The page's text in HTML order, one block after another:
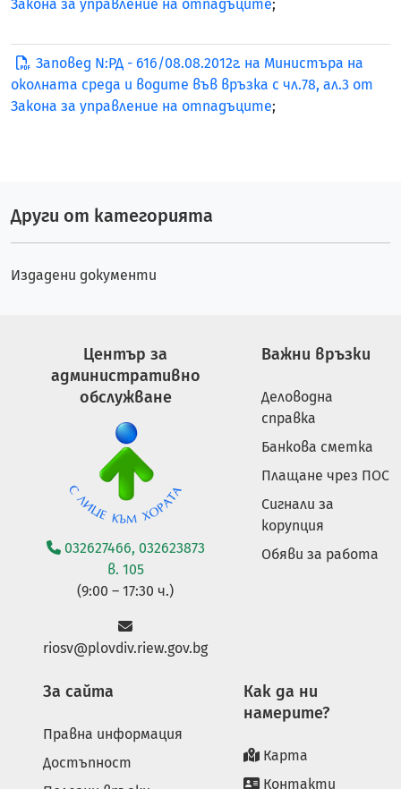
Закона за управление на отпадъците;
Заповед N:РД - 616/08.08.2012г. на Министъра на
околната среда и водите във връзка с чл.78, ал.3 от
Закона за управление на отпадъците;
Други от категорията
Издадени документи
Център за
административно
обслужване
032627466, 032623873
в. 105
(9:00 – 17:30 ч.)
riosv@plovdiv.riew.gov.bg
Важни връзки
Деловодна
справка
Банкова сметка
Плащане чрез ПОС
Сигнали за
корупция
Обяви за работа
За сайта
Правна информация
Достъпност
Как да ни
намерите?
Карта
Контакти